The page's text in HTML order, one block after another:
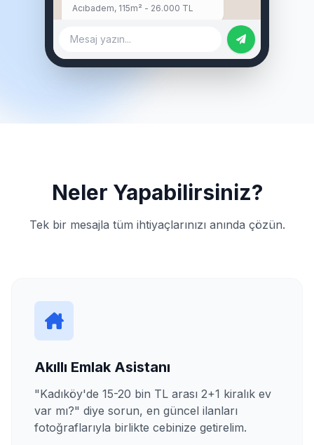
Acıbadem, 115m² - 26.000 TL
Mesaj yazın...
Neler Yapabilirsiniz?
Tek bir mesajla tüm ihtiyaçlarınızı anında çözün.
Akıllı Emlak Asistanı
"Kadıköy'de 15-20 bin TL arası 2+1 kiralık ev
var mı?" diye sorun, en güncel ilanları
fotoğraflarıyla birlikte cebinize getirelim.